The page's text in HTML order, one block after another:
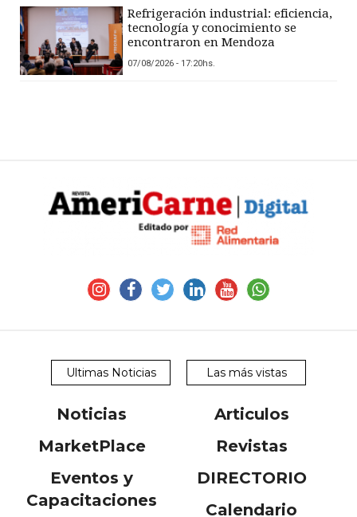
Refrigeración industrial: eficiencia,
tecnología y conocimiento se
encontraron en Mendoza
07/08/2026 - 17:20hs.
Ultimas Noticias Las más vistas
Noticias
Articulos
MarketPlace
Revistas
Eventos y
Capacitaciones
DIRECTORIO
Calendario